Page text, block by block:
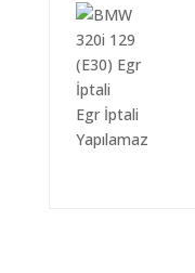
Egr İptali
Yapılamaz